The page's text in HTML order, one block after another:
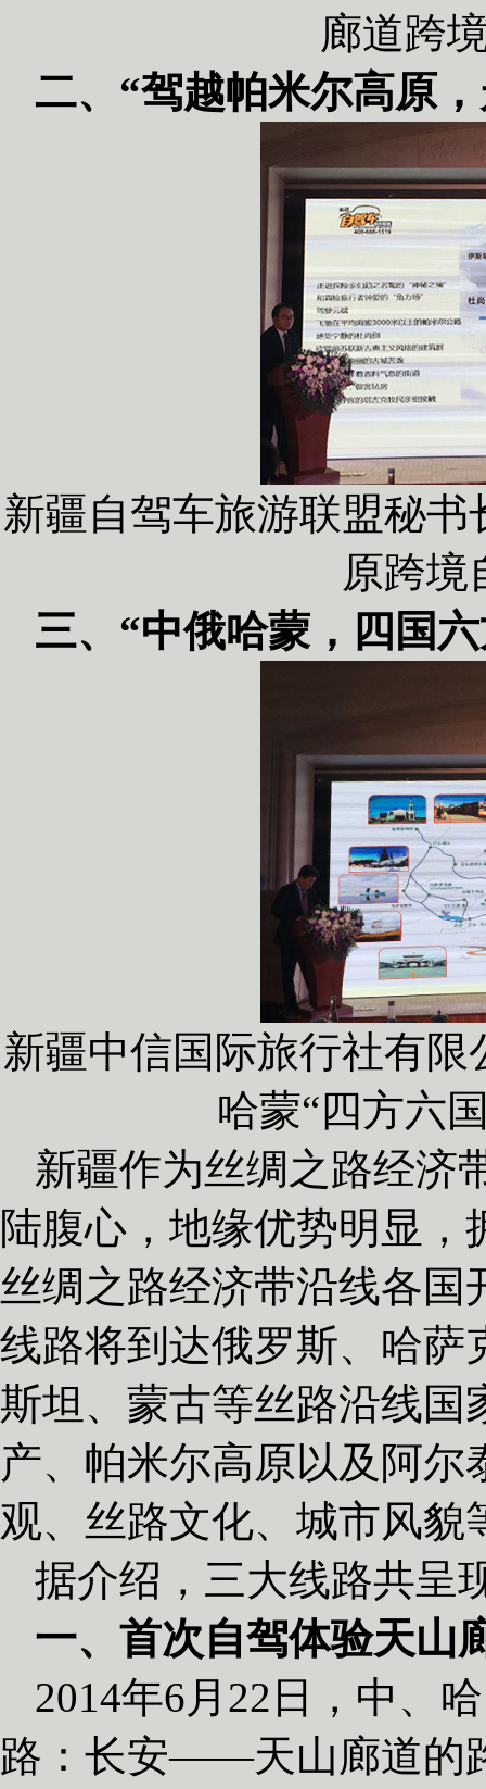
廊道跨
二、“驾越帕米尔高原
新疆自驾车旅游联盟秘
原跨境
三、“中俄哈蒙，四国
新疆中信国际旅行社有
哈蒙“四方六
新疆作为丝绸之路经济
陆腹心，地缘优势明显
丝绸之路经济带沿线各
线路将到达俄罗斯、哈萨
斯坦、蒙古等丝路沿线国
产、帕米尔高原以及阿
观、丝路文化、城市风貌
据介绍，三大线路共呈
一、首次自驾体验天山
2014年6月22日，中、
路：长安——天山廊道的